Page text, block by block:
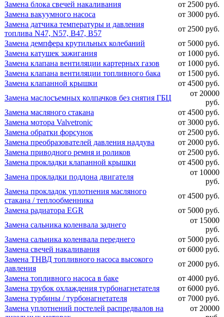
Замена блока свечей накаливания
от 2500 руб.
Замена вакуумного насоса
от 3000 руб.
Замена датчика температуры и давления
топлива N47, N57, B47, B57
от 2500 руб.
Замена демпфера крутильных колебаний
от 5000 руб.
Замена катушек зажигания
от 1000 руб.
Замена клапана вентиляции картерных газов
от 1000 руб.
Замена клапана вентиляции топливного бака
от 1500 руб.
Замена клапанной крышки
от 4500 руб.
Замена маслосъемных колпачков без снятия ГБЦ
от 20000
руб.
Замена масляного стакана
от 4500 руб.
Замена мотора Valvetronic
от 3000 руб.
Замена обратки форсунок
от 2500 руб.
Замена преобразователей давления наддува
от 2000 руб.
Замена приводного ремня и роликов
от 2500 руб.
Замена прокладки клапанной крышки
от 4500 руб.
Замена прокладки поддона двигателя
от 10000
руб.
Замена прокладок уплотнения масляного
стакана / теплообменника
от 4500 руб.
Замена радиатора EGR
от 5000 руб.
Замена сальника коленвала заднего
от 15000
руб.
Замена сальника коленвала переднего
от 5000 руб.
Замена свечей накаливания
от 6000 руб.
Замена ТНВД топливного насоса высокого
давления
от 2000 руб.
Замена топливного насоса в баке
от 4000 руб.
Замена трубок охлаждения турбонагнетателя
от 6000 руб.
Замена турбины / турбонагнетателя
от 7000 руб.
Замена уплотнений постелей распредвалов на
от 20000